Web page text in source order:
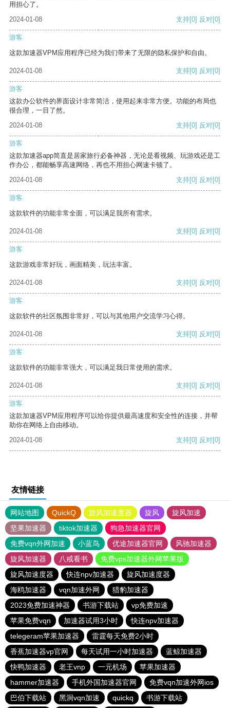
用担心了。
2024-01-08
支持[0] 反对[0]
游客
这款加速器VPM应用程序已经为我们带来了无限的隐私保护和自由。
2024-01-08 支持[0] 反对[0]
游客
这款办公软件的界面设计非常简洁，使用起来非常方便。功能的布局也
很合理，一目了然。
2024-01-08
支持[0] 反对[0]
游客
这款加速器app简直是居家旅行必备神器，无论是看视频、玩游戏还是工
作办公，都能畅享高速网络，再也不用担心网速卡顿了。
2024-01-08
支持[0] 反对[0]
游客
这款软件的功能非常全面，可以满足我所有需求。
2024-01-08 支持[0] 反对[0]
游客
这款游戏非常好玩，画面精美，玩法丰富。
2024-01-08 支持[0] 反对[0]
游客
这款软件的社区氛围非常好，可以与其他用户交流学习心得。
2024-01-08 支持[0] 反对[0]
游客
这款软件的功能非常强大，可以满足我日常使用的需求。
2024-01-08 支持[0] 反对[0]
游客
这款加速器VPM应用程序可以给你提供最高速度和安全性的连接，并帮
助你在网络上自由移动。
2024-01-08
支持[0] 反对[0]
友情链接
网站地图 QuickQ 旋风加速度器 旋风
旋风加速
坚果加速器
tiktok加速器
狗急加速器官网
免费vqn外网加速
小蓝鸟 优途加速器官网
风驰加速器
旋风加速器
八戒看书
免费vps加速器外网苹果版
旋风加速度器
快连npv加速器
旋风加速度器
海鸥加速器
vqn加速外网
猎豹加速器
2023免费加速神器
书游下载站
vp免费加速
苹果免费vqn
加速器试用3小时
快连npv加速器
telegeram苹果加速器
雷霆每天免费2小时
香蕉加速器vp官网
每天试用一小时加速器
蓝鲸加速器
快鸭加速器
老王vnp 一元机场
苹果加速器
hammer加速器
手机外国加速器官网
免费vqn加速外网ios
巴伯下载站
黑洞vqn加速 quickq 书游下载站